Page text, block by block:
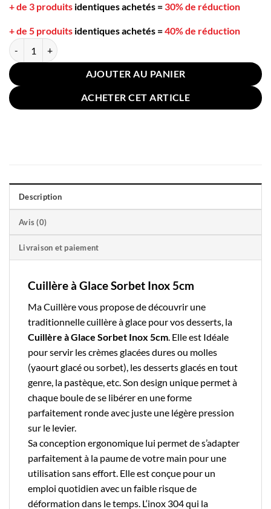
+ de 3 produits identiques achetés = 30% de réduction
+ de 5 produits identiques achetés =40% de réduction
quantité de Cuillère à Glace Sorbet Inox 5cm
AJOUTER AU PANIER
ACHETER CET ARTICLE
Description
Avis (0)
Livraison et paiement
Cuillère à Glace Sorbet Inox 5cm
Ma Cuillèrevous propose de découvrir une
traditionnellecuillère à glace pour vos desserts, la
Cuillère à Glace Sorbet Inox 5cm . Elle est Idéale
pour servir les crèmes glacées dures ou molles
(yaourt glacé ou sorbet), les desserts glacés en tout
genre, la pastèque, etc. Son design unique permet à
chaque boule de se libérer en une forme
parfaitement ronde avec juste une légère pression
sur le levier.
Sa conception ergonomique lui permet de s’adapter
parfaitement à la paume de votre main pour une
utilisation sans effort. Elle est conçue pour un
emploi quotidien avec un faible risque de
déformation dans le temps. L‘inox 304qui la